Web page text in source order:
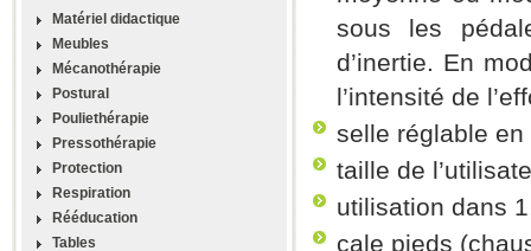
Matériel didactique
Meubles
Mécanothérapie
Postural
Pouliethérapie
Pressothérapie
Protection
Respiration
Rééducation
Tables
sous les
d’inertie. En
l’intensité de
selle réglable
taille de
utilisation dans
cale pieds